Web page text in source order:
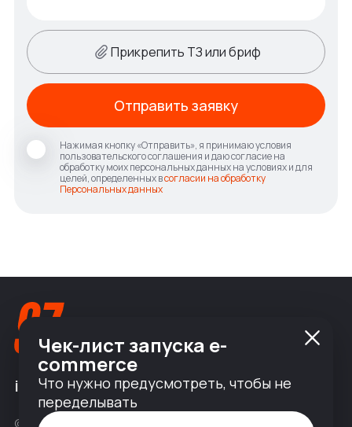
Прикрепить ТЗ или бриф
Нажимая кнопку «Отправить», я принимаю условия
пользовательского соглашения и даю согласие на
обработку моих персональных данных на условиях и для
целей, определенных всогласии на обработку
Персональных данных
Отправить заявку
info@nineseven.ru
© 2010 — 2026 ООО «Найнсевен», УНП 191376768,
Чек-лист запуска e-
commerce
Что нужно предусмотреть, чтобы не
переделывать